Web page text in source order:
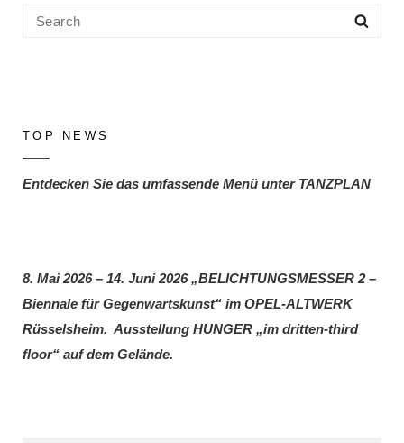
Search
TOP NEWS
Entdecken Sie das umfassende Menü unter TANZPLAN
8. Mai 2026 – 14. Juni 2026 „BELICHTUNGSMESSER 2 –
Biennale für Gegenwartskunst“ im OPEL-ALTWERK
Rüsselsheim. Ausstellung HUNGER „im dritten-third
floor“ auf dem Gelände.